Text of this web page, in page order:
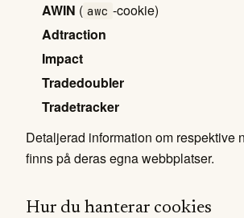
AWIN ( awc -cookie)
Adtraction
Impact
Tradedoubler
Tradetracker
Detaljerad information om respektive
finns på deras egna webbplatser.
Hur du hanterar cookies